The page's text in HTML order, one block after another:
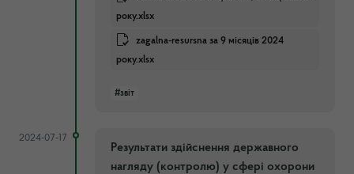
року.xlsx
zagalna-resursna за 9 місяців 2024
року.xlsx
#звіт
2024-07-17
Результати здійснення державного
нагляду (контролю) у сфері охорони